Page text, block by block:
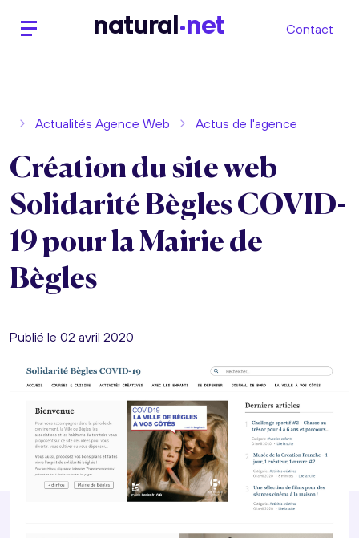
natural net Contact
Actualités Agence Web Actus de l'agence
Création du site web
Solidarité Bègles COVID-
19 pour la Mairie de
Bègles
Publié le 02 avril 2020